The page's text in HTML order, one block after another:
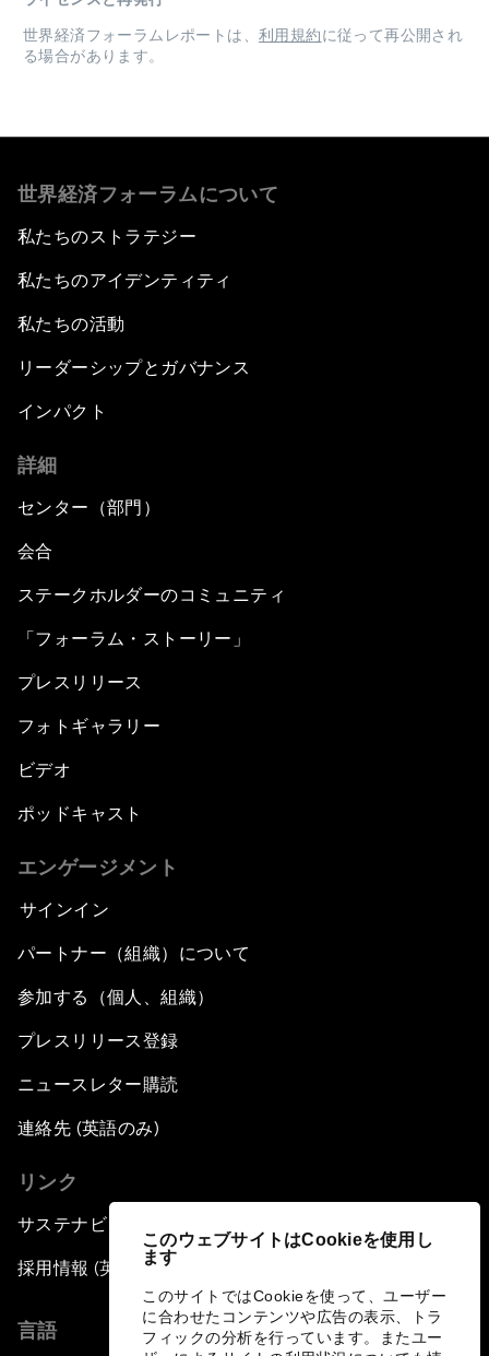
このウェブサイトはCookieを使用し
ます
このサイトではCookieを使って、ユーザー
に合わせたコンテンツや広告の表示、トラ
フィックの分析を行っています。またユー
世界経済フォーラムレポートは、 利用規約に従って再公開され
る場合があります。
世界経済フォーラムについて
私たちのストラテジー
私たちのアイデンティティ
私たちの活動
リーダーシップとガバナンス
インパクト
詳細
センター（部門）
会合
ステークホルダーのコミュニティ
「フォーラム・ストーリー」
プレスリリース
フォトギャラリー
ビデオ
ポッドキャスト
エンゲージメント
サインイン
パートナー（組織）について
参加する（個人、組織）
プレスリリース登録
ニュースレター購読
連絡先 (英語のみ)
リンク
サステナビリティへの取り組み
採用情報 (英語のみ)
言語